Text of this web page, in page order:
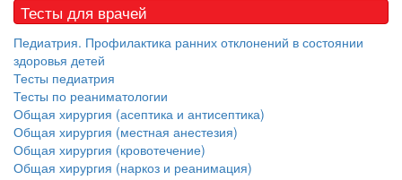
Тесты для врачей
Педиатрия. Профилактика ранних отклонений в состоянии
здоровья детей
Тесты педиатрия
Тесты по реаниматологии
Общая хирургия (асептика и антисептика)
Общая хирургия (местная анестезия)
Общая хирургия (кровотечение)
Общая хирургия (наркоз и реанимация)